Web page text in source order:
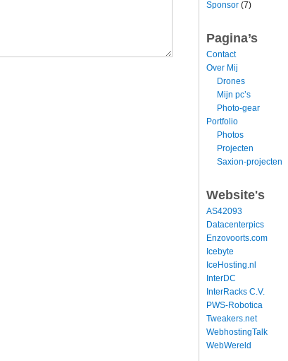
Sponsor (7)
Pagina’s
Contact
Over Mij
Drones
Mijn pc’s
Photo-gear
Portfolio
Photos
Projecten
Saxion-projecten
Website's
AS42093
Datacenterpics
Enzovoorts.com
Icebyte
IceHosting.nl
InterDC
InterRacks C.V.
PWS-Robotica
Tweakers.net
WebhostingTalk
WebWereld